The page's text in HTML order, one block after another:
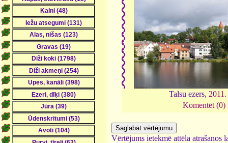
Talsu ezers, 2011
Komentēt (0)
Vērtējums ietekmē attēla atrašanos